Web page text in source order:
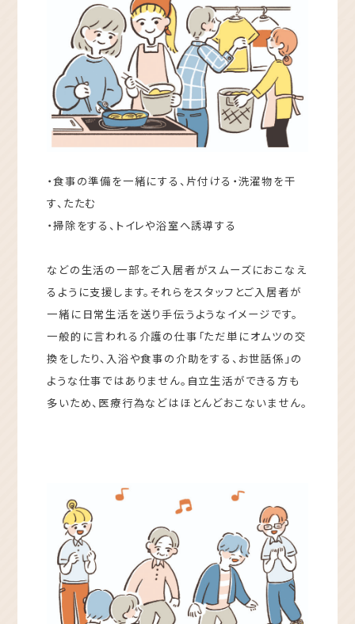
・食事の準備を一緒にする、片付ける・洗濯物を干
す、たたむ
・掃除をする、トイレや浴室へ誘導する
などの生活の一部をご入居者がスムーズにおこなえ
るように支援します。それらをスタッフとご入居者が
一緒に日常生活を送り手伝うようなイメージです。
一般的に言われる介護の仕事「ただ単にオムツの交
換をしたり、入浴や食事の介助をする、お世話係」の
ような仕事ではありません。自立生活ができる方も
多いため、医療行為などはほとんどおこないません。